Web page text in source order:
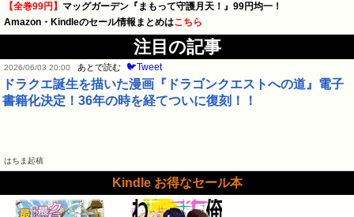
【全巻99円】 マッグガーデン『まもって守護月天！』99円均一！
Amazon・Kindleのセール情報まとめはこちら
注目の記事
2026/06/03 20:00 あとで読む 🐦Tweet
ドラクエ誕生を描いた漫画『ドラゴンクエストへの道』電子
書籍化決定！36年の時を経てついに復刻！！
はちま起稿
Kindle お得なセール本